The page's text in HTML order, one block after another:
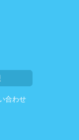
合わせ